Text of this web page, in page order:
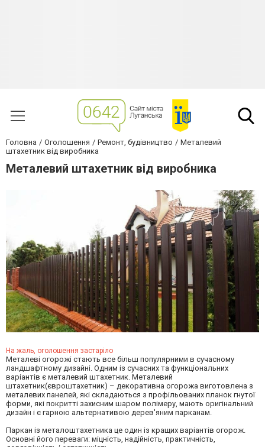
Головна Оголошення Ремонт, будівництво
Металевий
штахетник від виробника
Металевий штахетник від виробника
На жаль, оголошення застаріло
Металеві огорожі стають все більш популярними в сучасному
ландшафтному дизайні. Одним із сучасних та функціональних
варіантів є металевий штахетник. Металевий
штахетник(євроштахетник) – декоративна огорожа виготовлена з
металевих панелей, які складаються з профільованих планок гнутої
форми, які покритті захисним шаром полімеру, мають оригінальний
дизайн і є гарною альтернативою дерев'яним парканам.
Паркан із металоштахетника це один із кращих варіантів огорож.
Основні його переваги: міцність, надійність, практичність,